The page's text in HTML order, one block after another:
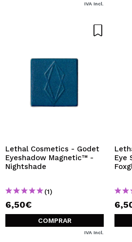
IVA Incl.
Lethal Cosmetics - Godet
Eyeshadow Magnetic™ -
Nightshade
(1)
6,50€
COMPRAR
IVA Incl.
Eye